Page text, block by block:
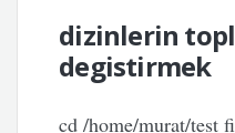
dizinlerin
degistirmek
cd /home/murat/test